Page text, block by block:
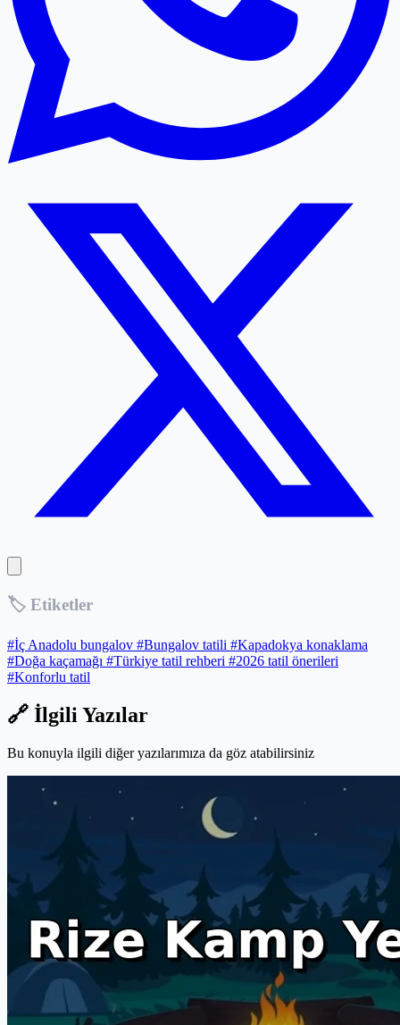
🏷️ Etiketler
#İç Anadolu bungalov #Bungalov tatili #Kapadokya konaklama
#Doğa kaçamağı #Türkiye tatil rehberi #2026 tatil önerileri
#Konforlu tatil
🔗 İlgili Yazılar
Bu konuyla ilgili diğer yazılarımıza da göz atabilirsiniz